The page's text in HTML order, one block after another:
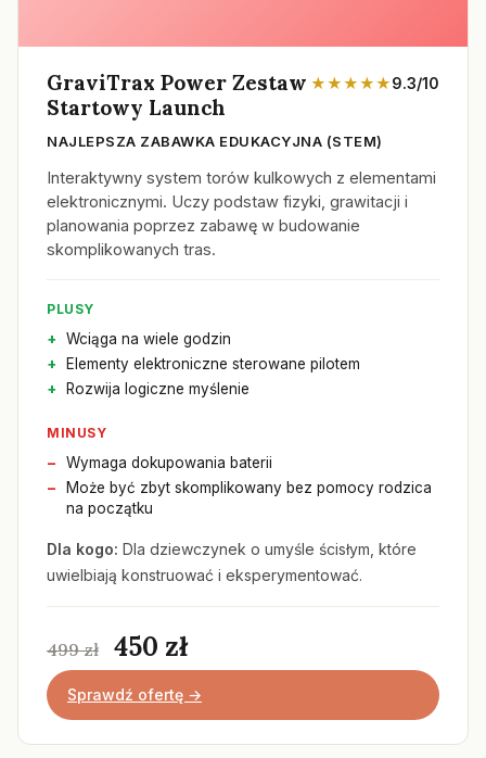
GraviTrax Power Zestaw
Startowy Launch
★★★★★9.3/10
NAJLEPSZA ZABAWKA EDUKACYJNA (STEM)
Interaktywny system torów kulkowych z elementami
elektronicznymi. Uczy podstaw fizyki, grawitacji i
planowania poprzez zabawę w budowanie
skomplikowanych tras.
PLUSY
Wciąga na wiele godzin
Elementy elektroniczne sterowane pilotem
Rozwija logiczne myślenie
MINUSY
Wymaga dokupowania baterii
Może być zbyt skomplikowany bez pomocy rodzica
na początku
Dla kogo: Dla dziewczynek o umyśle ścisłym, które
uwielbiają konstruować i eksperymentować.
499 zł 450 zł
Sprawdź ofertę →